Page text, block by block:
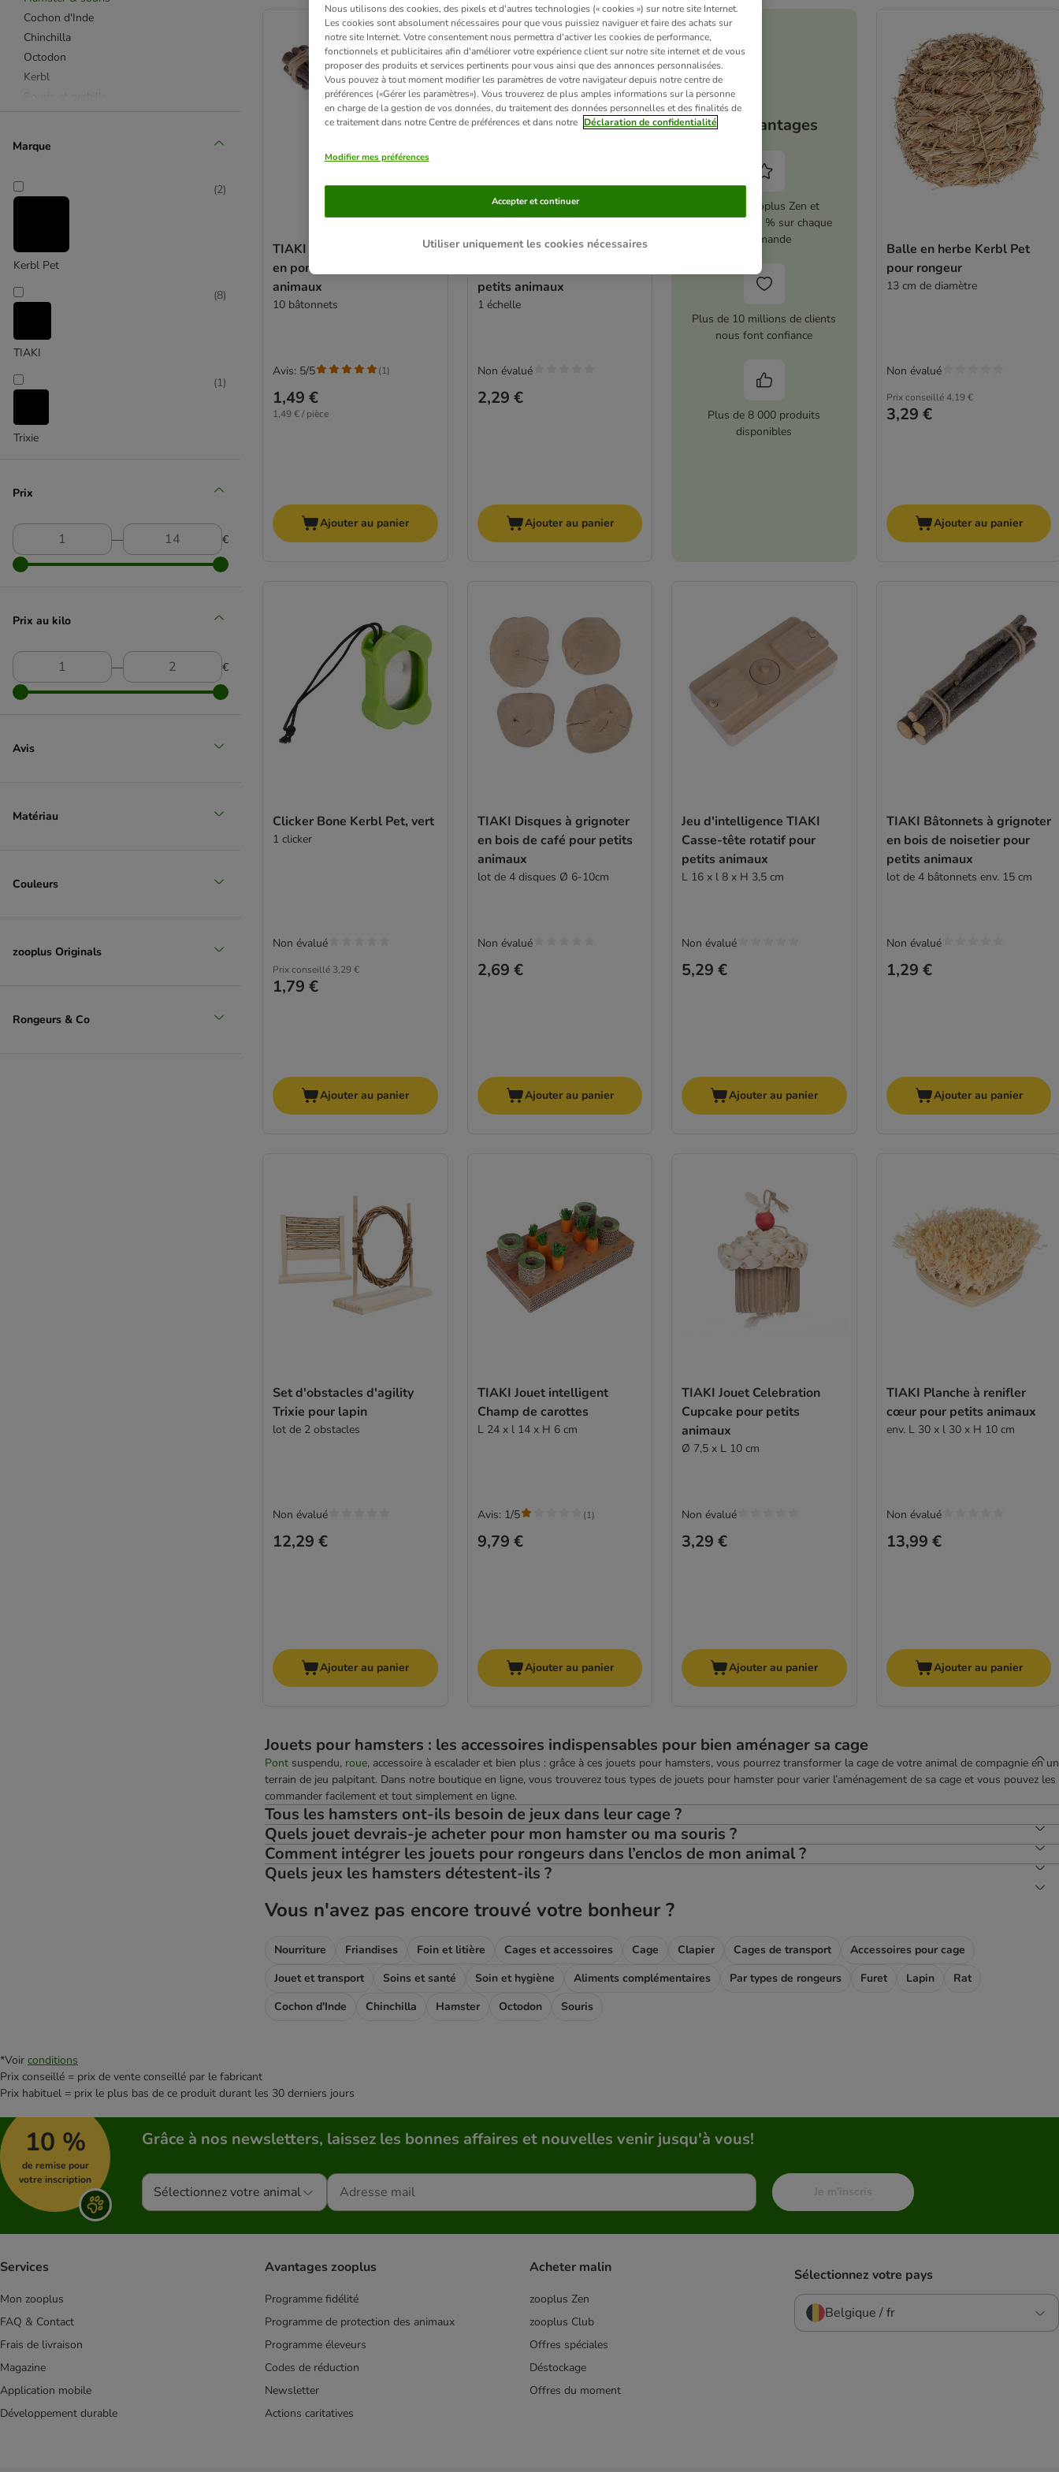
Cochon d'Inde
Chinchilla
Octodon
Kerbl
Marque
Kerbl Pet
(2)
TIAKI
(8)
Trixie
(1)
Prix
― €
Prix au kilo
― €
Avis
Matériau
Couleurs
zooplus Originals
Rongeurs & Co
product items have been changed
TIAKI Bâtonnets à mâcher
en pommier pour petits
animaux
10 bâtonnets
1,49 €
1,49 € / pièce
Avis: 5/5 (1)
Ajouter au panier
TIAKI Échelle à grignoter
petits animaux
1 échelle
2,29 €
Non évalué
Ajouter au panier
Vos avantages
Activez zooplus Zen et
économisez 5 % sur chaque
commande
Plus de 10 millions de clients
nous font confiance
Plus de 8 000 produits
disponibles
Balle en herbe Kerbl Pet
pour rongeur
13 cm de diamètre
Prix conseillé 4,19 €
3,29 €
Non évalué
Ajouter au panier
Clicker Bone Kerbl Pet, vert
1 clicker
Prix conseillé 3,29 €
1,79 €
Non évalué
Ajouter au panier
TIAKI Disques à grignoter
en bois de café pour petits
animaux
lot de 4 disques Ø 6-10cm
2,69 €
Non évalué
Ajouter au panier
Jeu d'intelligence TIAKI
Casse-tête rotatif pour
petits animaux
L 16 x l 8 x H 3,5 cm
5,29 €
Non évalué
Ajouter au panier
TIAKI Bâtonnets à grignoter
en bois de noisetier pour
petits animaux
lot de 4 bâtonnets env. 15 cm
1,29 €
Non évalué
Ajouter au panier
Set d'obstacles d'agility
Trixie pour lapin
lot de 2 obstacles
12,29 €
Non évalué
Ajouter au panier
TIAKI Jouet intelligent
Champ de carottes
L 24 x l 14 x H 6 cm
9,79 €
Avis: 1/5 (1)
Ajouter au panier
TIAKI Jouet Celebration
Cupcake pour petits
animaux
Ø 7,5 x L 10 cm
3,29 €
Non évalué
Ajouter au panier
TIAKI Planche à renifler
cœur pour petits animaux
env. L 30 x l 30 x H 10 cm
13,99 €
Non évalué
Ajouter au panier
Jouets pour hamsters : les accessoires indispensables pour bien aménager sa cage
Pont suspendu, roue, accessoire à escalader et bien plus : grâce à ces jouets pour hamsters, vous pourrez transformer la cage de votre animal de compagnie en un
terrain de jeu palpitant. Dans notre boutique en ligne, vous trouverez tous types de jouets pour hamster pour varier l’aménagement de sa cage et vous pouvez les
commander facilement et tout simplement en ligne.
Tous les hamsters ont-ils besoin de jeux dans leur cage ?
Quels jouet devrais-je acheter pour mon hamster ou ma souris ?
Comment intégrer les jouets pour rongeurs dans l’enclos de mon animal ?
Quels jeux les hamsters détestent-ils ?
Vous n'avez pas encore trouvé votre bonheur ?
Nourriture Friandises Foin et litière Cages et accessoires Cage Clapier Cages de transport
Accessoires pour cage
Jouet et transport
Soins et santé Soin et hygiène Aliments complémentaires Par types de rongeurs Furet Lapin
Rat
Cochon d'Inde
Chinchilla Hamster Octodon Souris
*Voir conditions
Prix conseillé = prix de vente conseillé par le fabricant
Prix habituel = prix le plus bas de ce produit durant les 30 derniers jours
10 %
de remise pour
votre inscription
Grâce à nos newsletters, laissez les bonnes affaires et nouvelles venir jusqu'à vous!
Sélectionnez votre animal Je m'inscris
Services
Mon zooplus
FAQ & Contact
Frais de livraison
Magazine
Application mobile
Développement durable
Avantages zooplus
Programme fidélité
Programme de protection des animaux
Programme éleveurs
Codes de réduction
Newsletter
Actions caritatives
Acheter malin
zooplus Zen
zooplus Club
Offres spéciales
Déstockage
Offres du moment
Sélectionnez votre pays
Belgique / fr
Nous utilisons des cookies, des pixels et d'autres technologies (« cookies ») sur notre site Internet.
Les cookies sont absolument nécessaires pour que vous puissiez naviguer et faire des achats sur
notre site Internet. Votre consentement nous permettra d'activer les cookies de performance,
fonctionnels et publicitaires afin d'améliorer votre expérience client sur notre site internet et de vous
proposer des produits et services pertinents pour vous ainsi que des annonces personnalisées.
Vous pouvez à tout moment modifier les paramètres de votre navigateur depuis notre centre de
préférences («Gérer les paramètres»). Vous trouverez de plus amples informations sur la personne
en charge de la gestion de vos données, du traitement des données personnelles et des finalités de
ce traitement dans notre Centre de préférences et dans notre Déclaration de confidentialité
Modifier mes préférences
Utiliser uniquement les cookies nécessaires
Accepter et continuer